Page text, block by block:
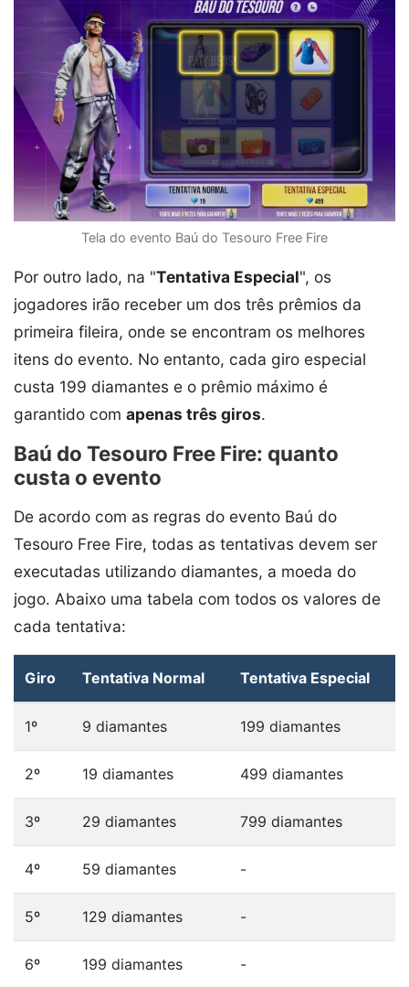
Tela do evento Baú do Tesouro Free Fire
Por outro lado, na "Tentativa Especial", os
jogadores irão receber um dos três prêmios da
primeira fileira, onde se encontram os melhores
itens do evento. No entanto, cada giro especial
custa 199 diamantes e o prêmio máximo é
garantido com apenas três giros.
Baú do Tesouro Free Fire: quanto
custa o evento
De acordo com as regras do evento Baú do
Tesouro Free Fire, todas as tentativas devem ser
executadas utilizando diamantes, a moeda do
jogo. Abaixo uma tabela com todos os valores de
cada tentativa:
Giro Tentativa Normal Tentativa Especial
1º 9 diamantes 199 diamantes
2º 19 diamantes 499 diamantes
3º 29 diamantes 799 diamantes
4º 59 diamantes -
5º 129 diamantes -
6º 199 diamantes -